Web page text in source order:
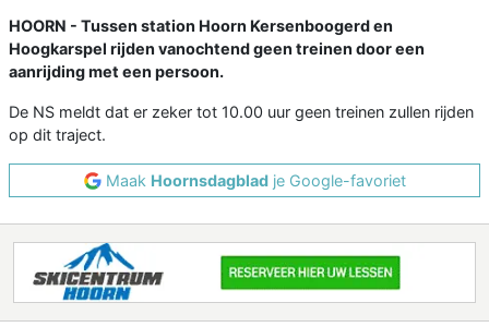
HOORN - Tussen station Hoorn Kersenboogerd en
Hoogkarspel rijden vanochtend geen treinen door een
aanrijding met een persoon.
De NS meldt dat er zeker tot 10.00 uur geen treinen zullen rijden
op dit traject.
Maak Hoornsdagbladje Google-favoriet